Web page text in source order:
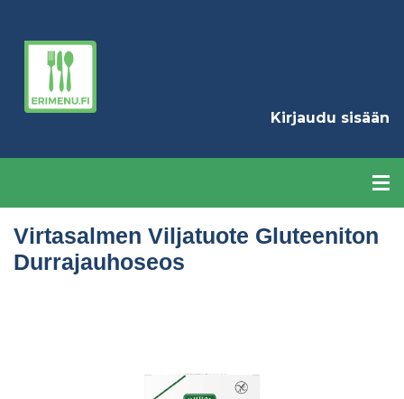
Kirjaudu sisään
Virtasalmen Viljatuote Gluteeniton
Durrajauhoseos